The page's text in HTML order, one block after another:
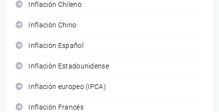
Inflación Chileno
Inflación Chino
Inflación Español
Inflación Estadounidense
Inflación europeo (IPCA)
Inflación Francés